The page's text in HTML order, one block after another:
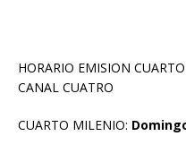
HORARIO EMISION
CANAL CUATRO
CUARTO MILENIO: